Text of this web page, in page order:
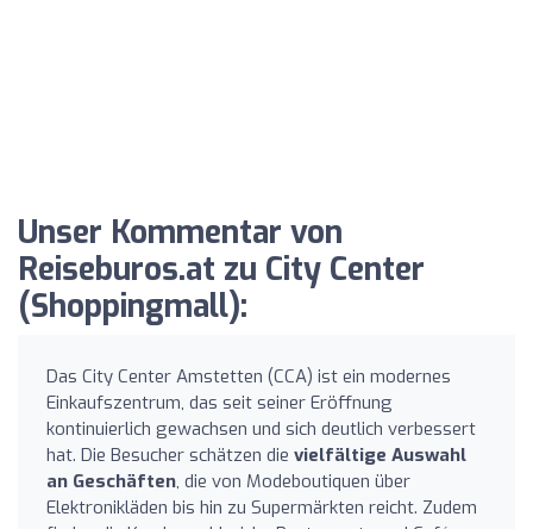
Unser Kommentar von
Reiseburos.at zu City Center
(Shoppingmall):
Das City Center Amstetten (CCA) ist ein modernes
Einkaufszentrum, das seit seiner Eröffnung
kontinuierlich gewachsen und sich deutlich verbessert
hat. Die Besucher schätzen die vielfältige Auswahl
an Geschäften, die von Modeboutiquen über
Elektronikläden bis hin zu Supermärkten reicht. Zudem